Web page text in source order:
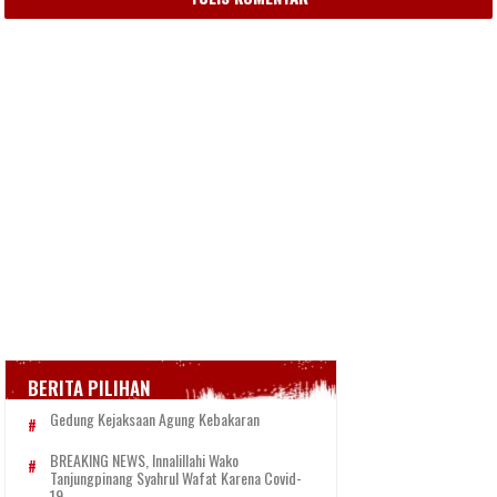
BERITA PILIHAN
Gedung Kejaksaan Agung Kebakaran
BREAKING NEWS, Innalillahi Wako
Tanjungpinang Syahrul Wafat Karena Covid-